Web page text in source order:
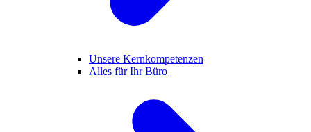
Unsere Kernkompetenzen
Alles für Ihr Büro